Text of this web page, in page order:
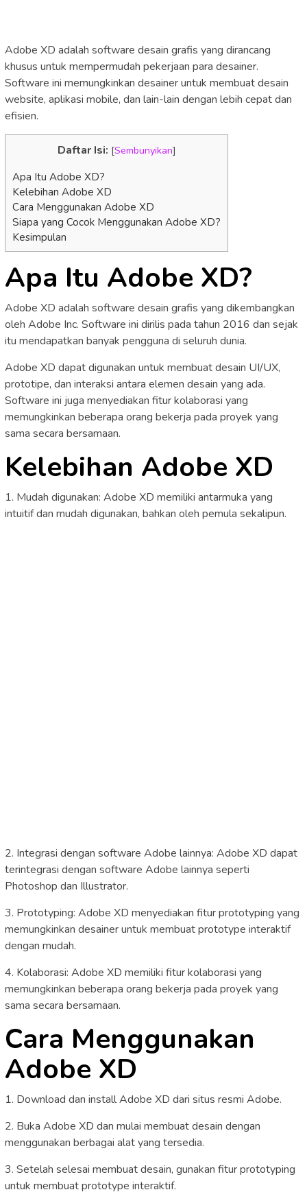
Adobe XD adalah software desain grafis yang dirancang
khusus untuk mempermudah pekerjaan para desainer.
Software ini memungkinkan desainer untuk membuat desain
website, aplikasi mobile, dan lain-lain dengan lebih cepat dan
efisien.
Daftar Isi: [Sembunyikan]
Apa Itu Adobe XD?
Kelebihan Adobe XD
Cara Menggunakan Adobe XD
Siapa yang Cocok Menggunakan Adobe XD?
Kesimpulan
Apa Itu Adobe XD?
Adobe XD adalah software desain grafis yang dikembangkan
oleh Adobe Inc. Software ini dirilis pada tahun 2016 dan sejak
itu mendapatkan banyak pengguna di seluruh dunia.
Adobe XD dapat digunakan untuk membuat desain UI/UX,
prototipe, dan interaksi antara elemen desain yang ada.
Software ini juga menyediakan fitur kolaborasi yang
memungkinkan beberapa orang bekerja pada proyek yang
sama secara bersamaan.
Kelebihan Adobe XD
1. Mudah digunakan: Adobe XD memiliki antarmuka yang
intuitif dan mudah digunakan, bahkan oleh pemula sekalipun.
2. Integrasi dengan software Adobe lainnya: Adobe XD dapat
terintegrasi dengan software Adobe lainnya seperti
Photoshop dan Illustrator.
3. Prototyping: Adobe XD menyediakan fitur prototyping yang
memungkinkan desainer untuk membuat prototype interaktif
dengan mudah.
4. Kolaborasi: Adobe XD memiliki fitur kolaborasi yang
memungkinkan beberapa orang bekerja pada proyek yang
sama secara bersamaan.
Cara Menggunakan
Adobe XD
1. Download dan install Adobe XD dari situs resmi Adobe.
2. Buka Adobe XD dan mulai membuat desain dengan
menggunakan berbagai alat yang tersedia.
3. Setelah selesai membuat desain, gunakan fitur prototyping
untuk membuat prototype interaktif.